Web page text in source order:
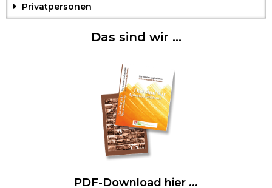
Privatpersonen
Das sind wir ...
PDF-Download hier ...